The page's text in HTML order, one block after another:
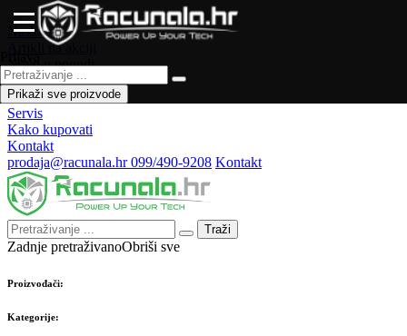
Naslovna
Artikli na akciji
Novo u ponudi
Česta pitanja
Forum
Servis
Kako kupovati
Kontakt
prodaja@racunala.hr099/490-9208 Kontakt
Traži
Zadnje pretraživanoObriši sve
Proizvođači:
Kategorije:
Prikaži sve proizvode